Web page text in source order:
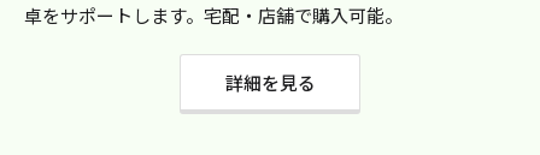
卓をサポートします。宅配・店舗で購入可能。
詳細を見る